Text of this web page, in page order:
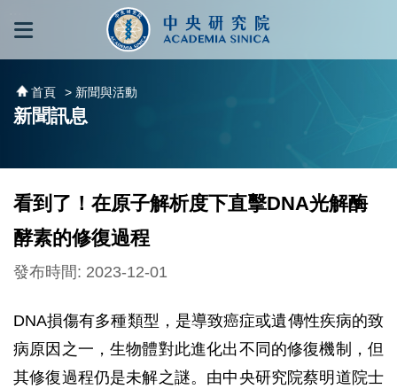
跳到主要內容區塊
首頁 > 新聞與活動
新聞訊息
看到了！在原子解析度下直擊DNA光解酶
酵素的修復過程
發布時間: 2023-12-01
DNA損傷有多種類型，是導致癌症或遺傳性疾病的致
病原因之一，生物體對此進化出不同的修復機制，但
其修復過程仍是未解之謎。由中央研究院蔡明道院士